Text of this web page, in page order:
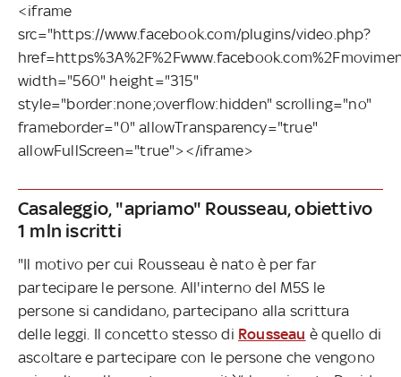
<iframe
src="https://www.facebook.com/plugins/video.php?
width="560" height="315"
style="border:none;overflow:hidden" scrolling="no"
frameborder="0" allowTransparency="true"
allowFullScreen="true"></iframe>
Casaleggio, "apriamo" Rousseau, obiettivo
1 mln iscritti
"Il motivo per cui Rousseau è nato è per far
partecipare le persone. All'interno del M5S le
persone si candidano, partecipano alla scrittura
delle leggi. Il concetto stesso di Rousseau è quello di
ascoltare e partecipare con le persone che vengono